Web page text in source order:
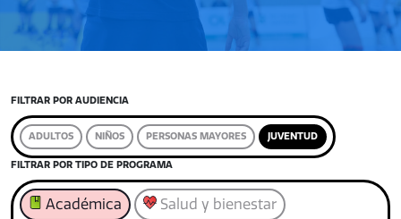
FILTRAR POR AUDIENCIA
ADULTOS NIÑOS PERSONAS MAYORES JUVENTUD
FILTRAR POR TIPO DE PROGRAMA
Académica Salud y bienestar